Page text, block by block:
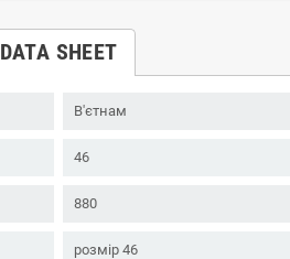
DATA SHEET
В'єтнам
46
880
розмір 46